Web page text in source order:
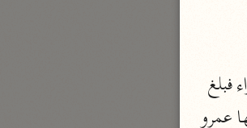
النبيّ ﷺ‎ فركب في أثره فسبقه كرز فرجع النبيّ ﷺ‎ فأقام سنة وكان أبو سفيان أقبل من الشام في عير لقريش فيها عمرو